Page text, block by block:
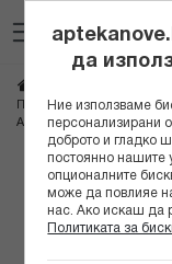
към
съдържанието
Пасти за зъби и избелване
АСТЕРА ХОМЕОПАТИКА
Преминете
края
да
Ние използваме
персонализирани
доброто и гладко
постоянно нашите
опционалните
може да повлияе
нас. Ако искаш да
Политиката за